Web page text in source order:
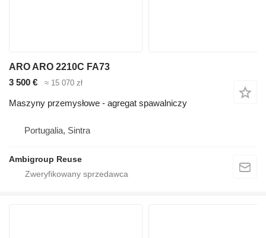
ARO ARO 2210C FA73
3 500 €
≈ 15 070 zł
Maszyny przemysłowe - agregat spawalniczy
Portugalia, Sintra
Ambigroup Reuse